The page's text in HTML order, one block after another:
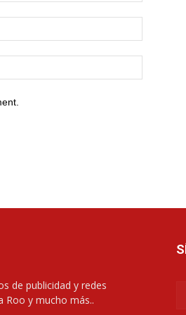
de publicidad y redes
Roo y mucho más..